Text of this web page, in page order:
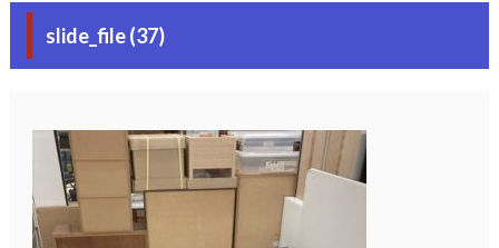
slide_file (37)